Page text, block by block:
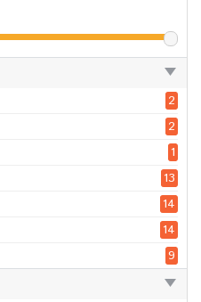
2
2
1
13
14
14
9